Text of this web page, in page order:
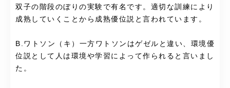
双子の階段のぼりの実験で有名です。適切な訓練により
成熟していくことから成熟優位説と言われています。
B.ワトソン（キ）一方ワトソンはゲゼルと違い、環境優
位説として人は環境や学習によって作られると言いまし
た。